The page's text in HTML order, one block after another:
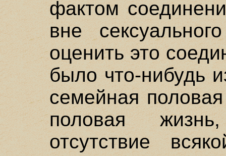
фактом
вне
оценить это
было что-нибудь
семейная
половая
отсутствие